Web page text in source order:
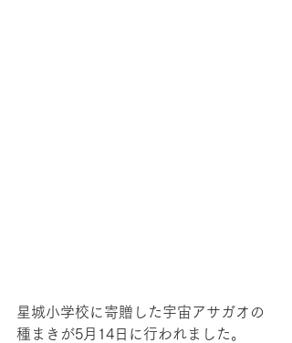
星城小学校に寄贈した宇宙アサガオの
種まきが5月14日に行われました。